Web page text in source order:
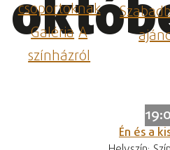
csoportoknak
GalériaA
színházról
Én és a